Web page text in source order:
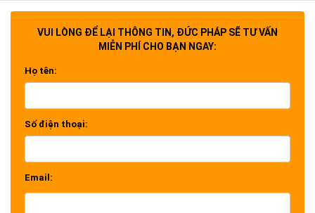
nhanh để hiển thị nội dung ngay lập tức. Với độ sáng
500 nit và hỗ trợ cả chế độ ngang và dọc, thiết bị mang
báo.
Phát lại phương tiện USB liên tục với khả năng tự động
chuyển đổi dự phòng tín hiệu đảm bảo nội dung hiển thị
Dành cho các chuyên gia CNTT và AV,
VUI LÒNG ĐỂ LẠI THÔNG TIN, ĐỨC PHÁP SẼ TƯ VẤN
MIỄN PHÍ CHO BẠN NGAY:
Họ tên:
Số điện thoại:
Email: